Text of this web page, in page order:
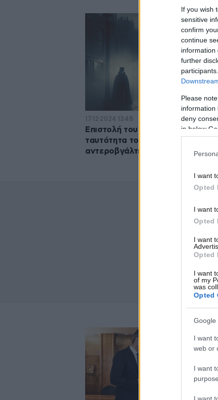
If you wish
sensitive
confirm
continue
information
further
Please
information
deny
in below
I want
Opted
I want
Opted
I want
Opted
I want
of my
was
Opted
Google
I want
web or
I want
I want
17·12·2024 13:48
Επιστολή του 1889 αποκαλύπτει
ταυτότητα του Τζακ του
αντεροβγάλτη